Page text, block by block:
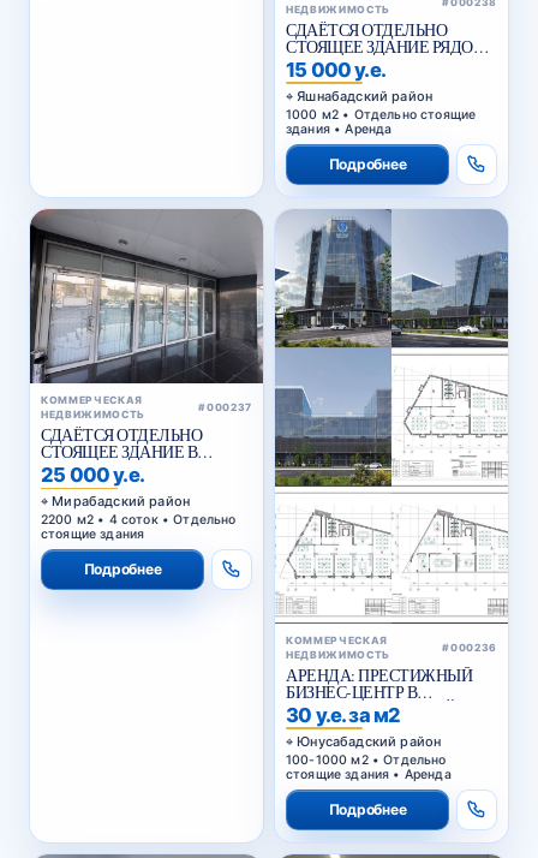
НЕДВИЖИМОСТЬ
СДАЁТСЯ ОТДЕЛЬНО
СТОЯЩЕЕ ЗДАНИЕ РЯДОМ
С ЖИГУЛИ БАР
15 000 у.е.
Яшнабадский район
1000 м2 • Отдельно стоящие
здания • Аренда
Подробнее
КОММЕРЧЕСКАЯ
НЕДВИЖИМОСТЬ
#000237
СДАЁТСЯ ОТДЕЛЬНО
СТОЯЩЕЕ ЗДАНИЕ В
АРЕНДУ В МИРАБАДСКОМ
РАЙОНЕ
25 000 у.е.
Мирабадский район
2200 м2 • 4 соток • Отдельно
стоящие здания
Подробнее
КОММЕРЧЕСКАЯ
НЕДВИЖИМОСТЬ
#000236
АРЕНДА: ПРЕСТИЖНЫЙ
БИЗНЕС-ЦЕНТР В
ЮНУСАБАДСКОМ РАЙОНЕ
30 у.е. за м2
Юнусабадский район
100-1000 м2 • Отдельно
стоящие здания • Аренда
Подробнее